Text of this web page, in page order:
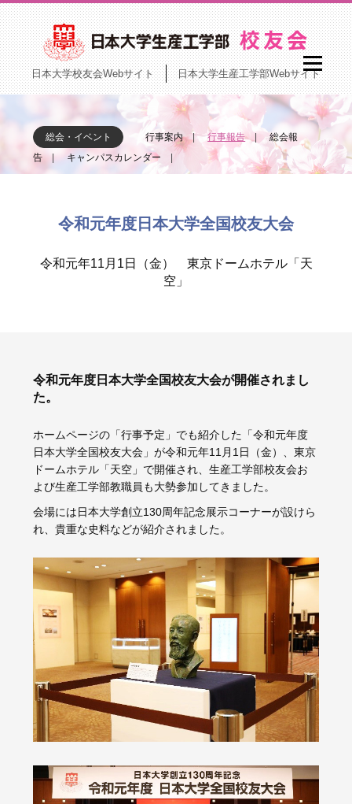
日本大学校友会Webサイト 日本大学生産工学部Webサイト
総会・イベント 行事案内 行事報告
総会報
告
キャンパスカレンダー
令和元年度日本大学全国校友大会
令和元年11月1日（金） 東京ドームホテル「天
空」
令和元年度日本大学全国校友大会が開催されまし
た。
ホームページの「行事予定」でも紹介した「令和元年度
日本大学全国校友大会」が令和元年11月1日（金）、東京
ドームホテル「天空」で開催され、生産工学部校友会お
よび生産工学部教職員も大勢参加してきました。
会場には日本大学創立130周年記念展示コーナーが設けら
れ、貴重な史料などが紹介されました。